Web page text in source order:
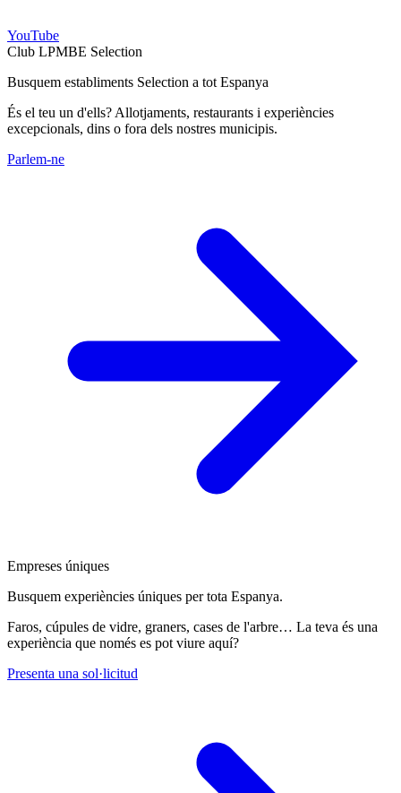
YouTube
Club LPMBE Selection
Busquem establiments Selection a tot Espanya
És el teu un d'ells? Allotjaments, restaurants i experiències
excepcionals, dins o fora dels nostres municipis.
Parlem-ne
Empreses úniques
Busquem experiències úniques per tota Espanya.
Faros, cúpules de vidre, graners, cases de l'arbre… La teva és una
experiència que només es pot viure aquí?
Presenta una sol·licitud